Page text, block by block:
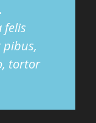
felis
pibus,
tortor